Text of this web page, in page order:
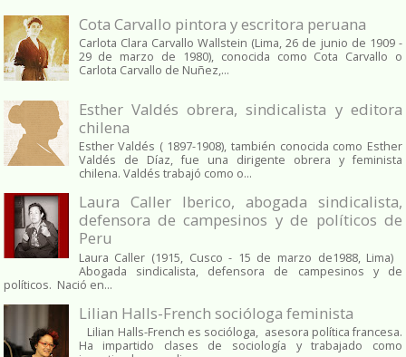
Cota Carvallo pintora y escritora peruana
Carlota Clara Carvallo Wallstein (Lima, 26 de junio de 1909 -
29 de marzo de 1980), conocida como Cota Carvallo o
Carlota Carvallo de Nuñez,...
Esther Valdés obrera, sindicalista y editora
chilena
Esther Valdés ( 1897-1908), también conocida como Esther
Valdés de Díaz, fue una dirigente obrera y feminista
chilena. Valdés trabajó como o...
Laura Caller Iberico, abogada sindicalista,
defensora de campesinos y de políticos de
Peru
Laura Caller (1915, Cusco - 15 de marzo de1988, Lima)
Abogada sindicalista, defensora de campesinos y de
políticos. Nació en...
Lilian Halls-French socióloga feminista
Lilian Halls-French es socióloga, asesora política francesa.
Ha impartido clases de sociología y trabajado como